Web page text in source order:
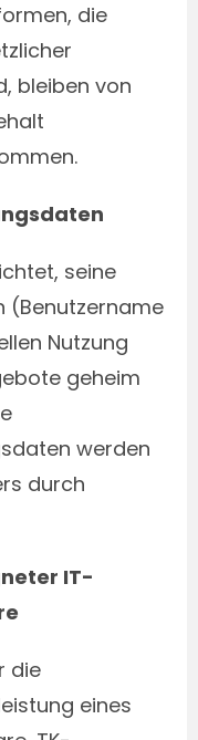
die
bleiben von
seine
(Benutzername
Nutzung
geheim
werden
durch
IT-
die
eines